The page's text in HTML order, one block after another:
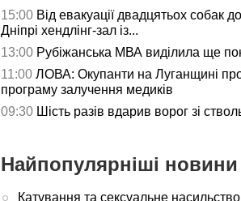
15:00 Від евакуації двадцятьох собак
Дніпрі хендлінг-зал із...
13:00 Рубіжанська МВА виділила ще
11:00 ЛОВА: Окупанти на Луганщині
програму залучення медиків
09:30 Шість разів вдарив ворог зі
Найпопулярніші
Катування та сексуальне